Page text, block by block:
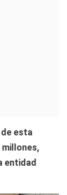
esta
entidad